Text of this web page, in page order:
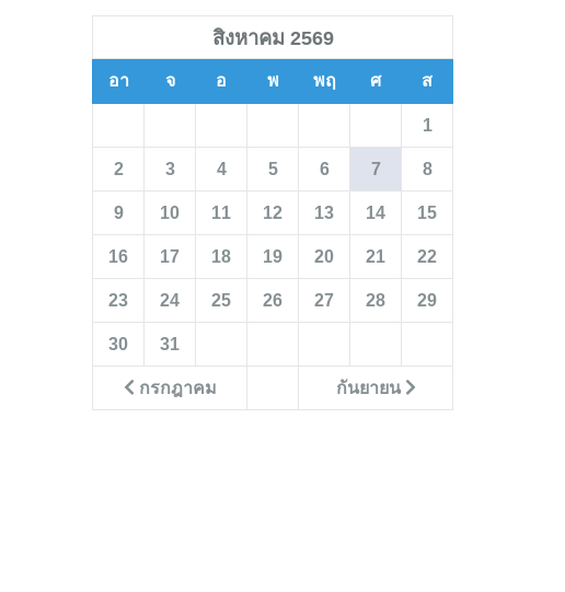
สิงหาคม 2569
อา จ อ พ พฤ ศ ส
กรกฎาคม กันยายน
1
2 3 4 5 6 7 8
9 10 11 12 13 14 15
16 17 18 19 20 21 22
23 24 25 26 27 28 29
30 31